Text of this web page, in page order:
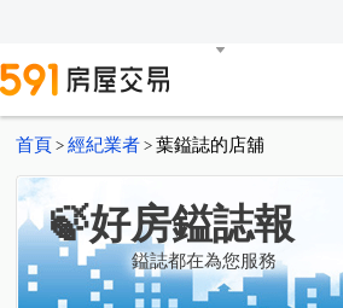
首頁 > 經紀業者 > 葉鎰誌的店舖
🍃好房鎰誌報
鎰誌都在為您服務